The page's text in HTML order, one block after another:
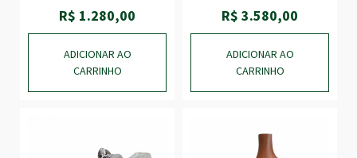
R$ 1.280,00
ADICIONAR AO
CARRINHO
R$ 3.580,00
ADICIONAR AO
CARRINHO